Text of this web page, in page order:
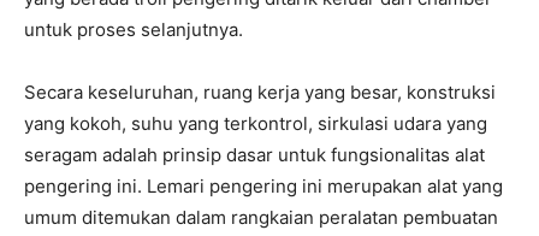
untuk proses selanjutnya.
Secara keseluruhan, ruang kerja yang besar, konstruksi
yang kokoh, suhu yang terkontrol, sirkulasi udara yang
seragam adalah prinsip dasar untuk fungsionalitas alat
pengering ini. Lemari pengering ini merupakan alat yang
umum ditemukan dalam rangkaian peralatan pembuatan